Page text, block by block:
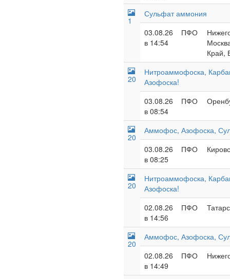
1
Сульфат аммония
03.08.26
в 14:54
ПФО
Край,
20
Нитроаммофоска,
Азофоска!
03.08.26
в 08:54
ПФО
20
Аммофос, Азофоска,
03.08.26
в 08:25
ПФО
20
Нитроаммофоска,
Азофоска!
02.08.26
в 14:56
ПФО
20
Аммофос, Азофоска,
02.08.26
в 14:49
ПФО